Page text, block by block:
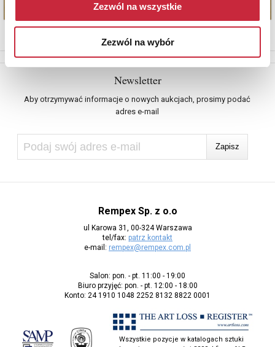
Zezwól na wszystkie
Zezwól na wybór
Newsletter
Aby otrzymywać informacje o nowych aukcjach, prosimy podać
adres e-mail
Rempex Sp. z o.o
ul Karowa 31, 00-324 Warszawa
tel/fax: patrz kontakt
e-mail: rempex@rempex.com.pl
Salon: pon. - pt. 11:00 - 19:00
Biuro przyjęć: pon. - pt. 12:00 - 18:00
Konto: 24 1910 1048 2252 8132 8822 0001
Wszystkie pozycje w katalogach sztuki